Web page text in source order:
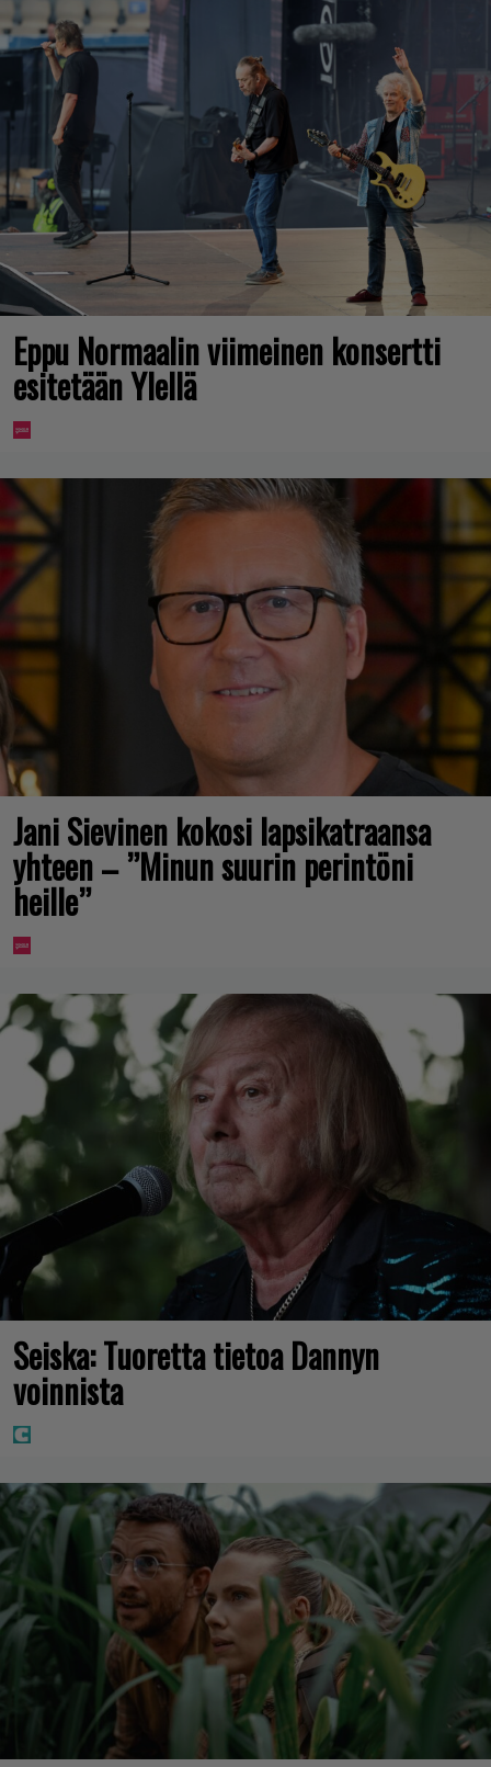
Eppu Normaalin viimeinen konsertti
esitetään Ylellä
Jani Sievinen kokosi lapsikatraansa
yhteen – ”Minun suurin perintöni
heille”
Seiska: Tuoretta tietoa Dannyn
voinnista